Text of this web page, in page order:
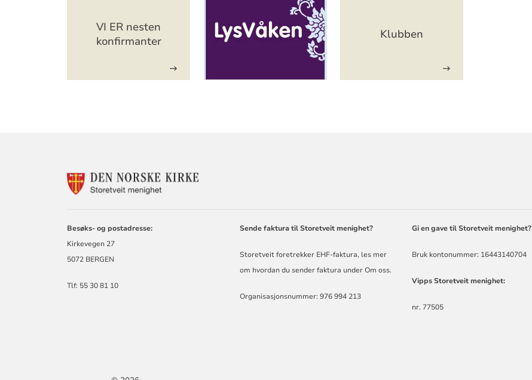
VI ER nesten
konfirmanter
Klubben
KONTAKTINFORMASJON
Besøks- og postadresse:
Kirkevegen 27
5072 BERGEN
Tlf: 55 30 81 10
Sende faktura til Storetveit menighet?
Storetveit foretrekker EHF-faktura, les mer
om hvordan du sender faktura under Om oss.
Organisasjonsnummer: 976 994 213
Gi en gave til Storetveit menighet?
Bruk kontonummer: 16443140704
Vipps Storetveit menighet:
nr. 77505